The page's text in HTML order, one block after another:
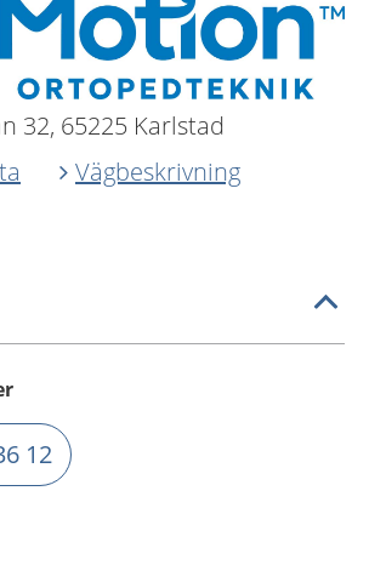
32, 65225 Karlstad
Vägbeskrivning
12